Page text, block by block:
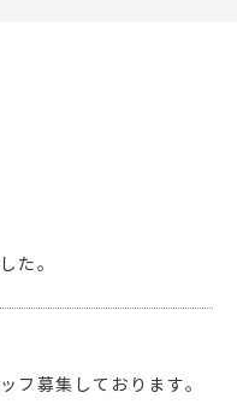
た。
フ募集しております。